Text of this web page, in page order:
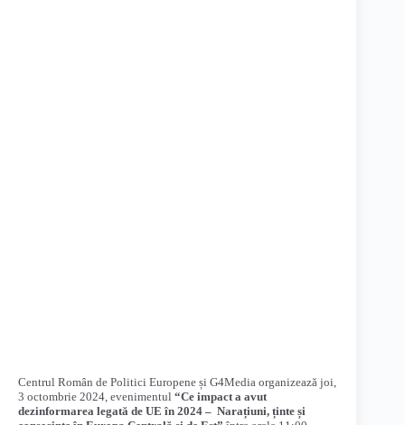
Centrul Român de Politici Europene și G4Media organizează joi,
3 octombrie 2024, evenimentul “Ce impact a avut
dezinformarea legată de UE în 2024 – Narațiuni, ținte și